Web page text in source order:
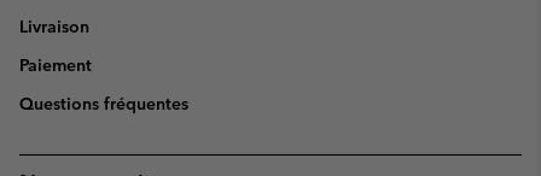
Livraison
Paiement
Questions fréquentes